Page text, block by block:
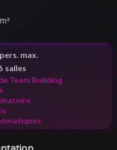
pers. max.
salles
Team Building